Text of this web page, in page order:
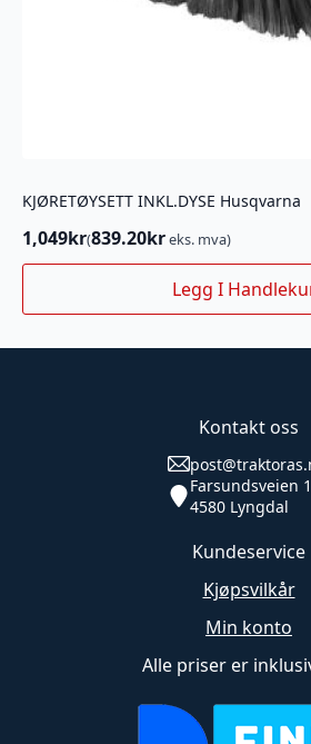
KJØRETØYSETT INKL.DYSE Husqvarna
1,049kr(839.20kreks. mva)
Legg I
Kontakt oss
Farsundsveien
4580 Lyngdal
Kundeservice
Kjøpsvilkår
Min konto
Alle priser er